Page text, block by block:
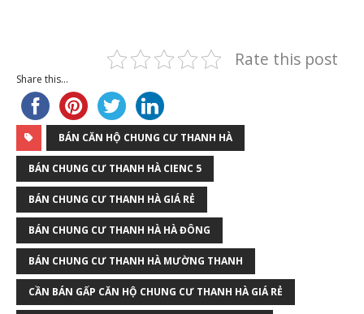
Rate this post
Share this...
BÁN CĂN HỘ CHUNG CƯ THANH HÀ
BÁN CHUNG CƯ THANH HÀ CIENC 5
BÁN CHUNG CƯ THANH HÀ GIÁ RẺ
BÁN CHUNG CƯ THANH HÀ HÀ ĐÔNG
BÁN CHUNG CƯ THANH HÀ MƯỜNG THANH
CẦN BÁN GẤP CĂN HỘ CHUNG CƯ THANH HÀ GIÁ RẺ